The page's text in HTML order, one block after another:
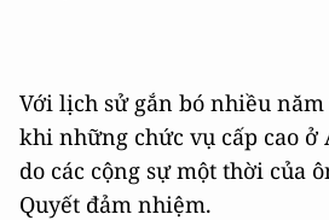
Với lịch sử gắn bó nhiều
khi những chức vụ cấp cao ở
do các cộng sự một thời của
Quyết đảm nhiệm.